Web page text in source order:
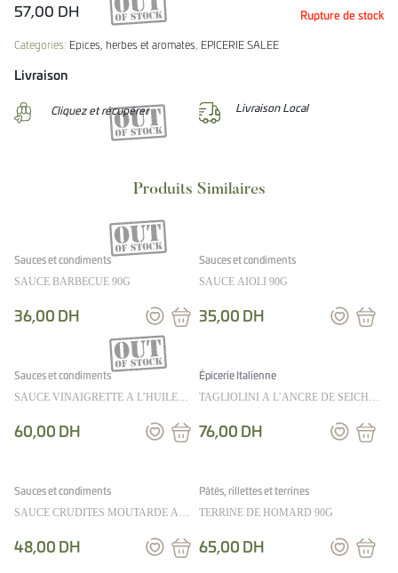
57,00 DH Rupture de stock
Categories: Epices, herbes et aromates EPICERIE SALEE
Livraison
Cliquez et récupérer Livraison Local
Sauces et condiments
SAUCE BARBECUE 90G
36,00 DH
Sauces et condiments
SAUCE AIOLI 90G
35,00 DH
Sauces et condiments
SAUCE VINAIGRETTE A L’HUILE
60,00 DH
Épicerie Italienne
TAGLIOLINI A L’ANCRE DE SEICHE
76,00 DH
Sauces et condiments
SAUCE CRUDITES MOUTARDE A
48,00 DH
Pâtés, rillettes et terrines
TERRINE DE HOMARD 90G
65,00 DH